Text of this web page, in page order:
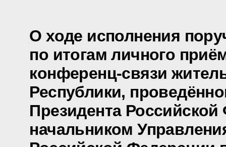
О ходе исполнения
по итогам личного
конференц-связи
Республики,
Президента
начальником